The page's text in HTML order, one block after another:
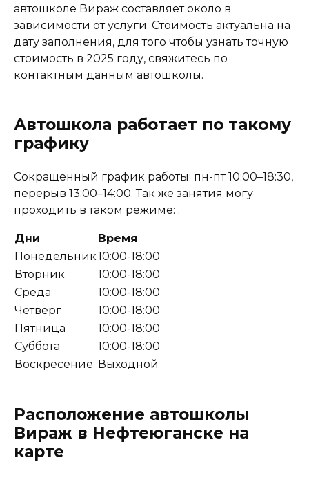
автошколе Вираж составляет около в
зависимости от услуги. Стоимость актуальна на
дату заполнения, для того чтобы узнать точную
стоимость в 2025 году, свяжитесь по
контактным данным автошколы.
Автошкола работает по такому
графику
Сокращенный график работы: пн-пт 10:00–18:30,
перерыв 13:00–14:00. Так же занятия могу
проходить в таком режиме: .
Дни
Время
Понедельник10:00-18:00
Вторник
10:00-18:00
Среда
10:00-18:00
Четверг
10:00-18:00
Пятница
10:00-18:00
Суббота
10:00-18:00
Воскресение Выходной
Расположение автошколы
Вираж в Нефтеюганске на
карте